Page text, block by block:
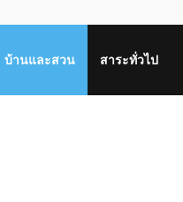
บ้านและสวน สาระทั่วไป